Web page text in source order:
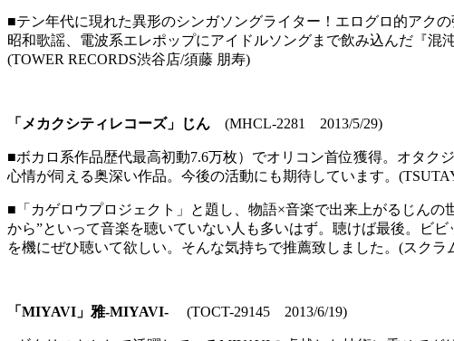
■テン年代に現れた異形のシンガソングライター！エログロ的アク
昭和歌謡、電波系エレポップにアイドルソングまで飲み込んだ『混
(TOWER RECORDS渋谷店/須藤 朋寿)
「メカクシティレコーズ」じん (MHCL-2281 2013/5/29)
■ボカロ系作品歴代最高初動7.6万枚）でオリコン首位獲得。オタ
心情が伺える奥深い作品。今後の活動にも期待しています。
■「カゲロウプロジェクト」と題し、物語×音楽で出来上がるじん
から”といって音楽を聴いていない人も多いはず。聴けば最後。ビ
を機にぜひ聴いて欲しい。そんな気持ちで推薦致しました。(スクラ
「MIYAVI」 雅-MIYAVI- (TOCT-29145 2013/6/19)